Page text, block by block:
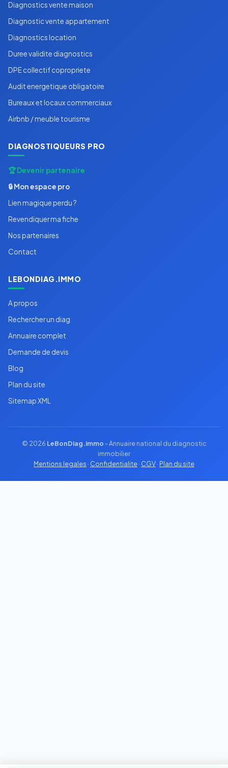
Diagnostics vente maison
Diagnostic vente appartement
Diagnostics location
Duree validite diagnostics
DPE collectif copropriete
Audit energetique obligatoire
Bureaux et locaux commerciaux
Airbnb / meuble tourisme
DIAGNOSTIQUEURS PRO
🏆 Devenir partenaire
🔒 Mon espace pro
Lien magique perdu ?
Revendiquer ma fiche
Nos partenaires
Contact
LEBONDIAG.IMMO
A propos
Rechercher un diag
Annuaire complet
Demande de devis
Blog
Plan du site
Sitemap XML
© 2026 LeBonDiag.immo - Annuaire national du diagnostic
immobilier
Mentions legales · Confidentialite· CGV· Plan du site